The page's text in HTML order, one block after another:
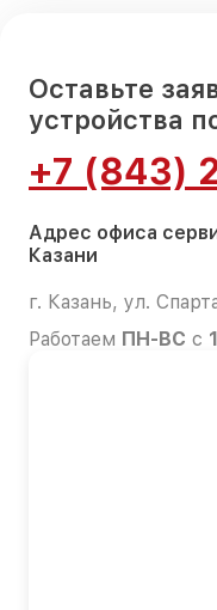
Оставьте
устройства
+7 (843)
Адрес офиса
Казани
г. Казань, ул.
Работаем ПН-ВС с